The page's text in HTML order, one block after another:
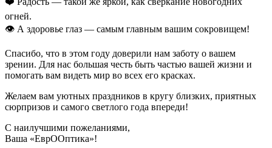
огней.
👁 А здоровье глаз — самым главным вашим сокровищем!
Спасибо, что в этом году доверили нам заботу о вашем
зрении. Для нас большая честь быть частью вашей жизни и
помогать вам видеть мир во всех его красках.
Желаем вам уютных праздников в кругу близких, приятных
сюрпризов и самого светлого года впереди!
С наилучшими пожеланиями,
Ваша «ЕврООптика»!